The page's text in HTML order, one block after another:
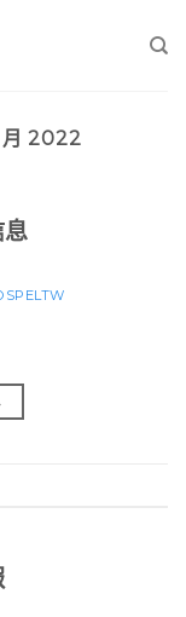
2022